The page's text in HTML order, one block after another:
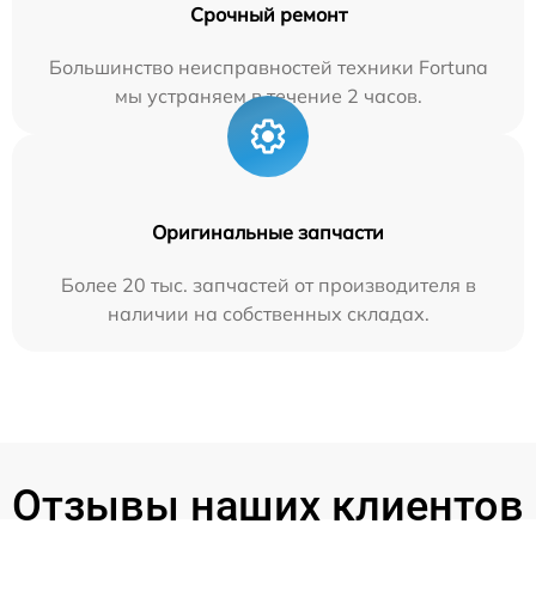
Срочный ремонт
Большинство неисправностей техники Fortuna
мы устраняем в течение 2 часов.
Оригинальные запчасти
Более 20 тыс. запчастей от производителя в
наличии на собственных складах.
Отзывы наших клиентов